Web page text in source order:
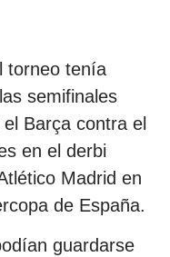
torneo tenía
semifinales
Barça contra el
en el derbi
Madrid en
de España.
guardarse